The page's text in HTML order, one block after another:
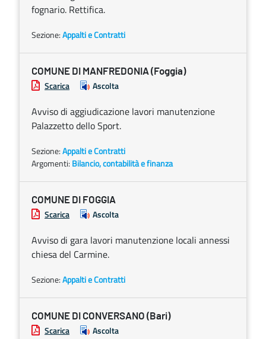
fognario. Rettifica.
Sezione:Appalti e Contratti
COMUNE DI MANFREDONIA (Foggia)
Scarica Ascolta
Avviso di aggiudicazione lavori manutenzione
Palazzetto dello Sport.
Sezione:Appalti e Contratti
Argomenti: Bilancio, contabilità e finanza
COMUNE DI FOGGIA
Scarica Ascolta
Avviso di gara lavori manutenzione locali annessi
chiesa del Carmine.
Sezione:Appalti e Contratti
COMUNE DI CONVERSANO (Bari)
Scarica Ascolta